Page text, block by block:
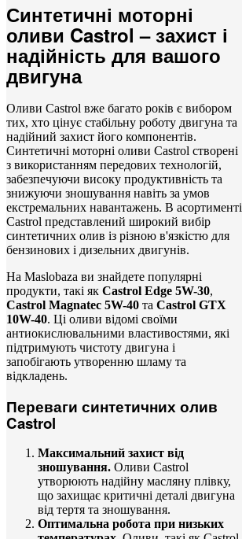
Синтетичні моторні
оливи Castrol – захист і
надійність для вашого
двигуна
Оливи Castrol вже багато років є вибором
тих, хто цінує стабільну роботу двигуна та
надійний захист його компонентів.
Синтетичні моторні оливи Castrol створені
з використанням передових технологій,
забезпечуючи високу продуктивність та
знижуючи зношування навіть за умов
екстремальних навантажень. В асортименті
Castrol представлений широкий вибір
синтетичних олив із різною в'язкістю для
бензинових і дизельних двигунів.
На Maslobaza ви знайдете популярні
продукти, такі як Castrol Edge 5W-30,
Castrol Magnatec 5W-40 та Castrol GTX
10W-40. Ці оливи відомі своїми
антиокислювальними властивостями, які
підтримують чистоту двигуна і
запобігають утворенню шламу та
відкладень.
Переваги синтетичних олив
Castrol
Максимальний захист від
зношування. Оливи Castrol
утворюють надійну масляну плівку,
що захищає критичні деталі двигуна
від тертя та зношування.
Оптимальна робота при низьких